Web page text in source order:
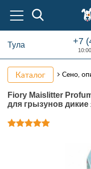
Тула +7
Каталог Сено,
Fiory Maislitter
для грызунов дикие